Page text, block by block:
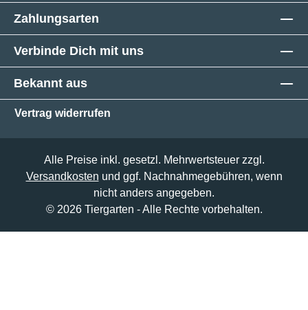
Zahlungsarten
Verbinde Dich mit uns
Bekannt aus
Vertrag widerrufen
Alle Preise inkl. gesetzl. Mehrwertsteuer zzgl.
Versandkosten und ggf. Nachnahmegebühren, wenn
nicht anders angegeben.
© 2026 Tiergarten - Alle Rechte vorbehalten.